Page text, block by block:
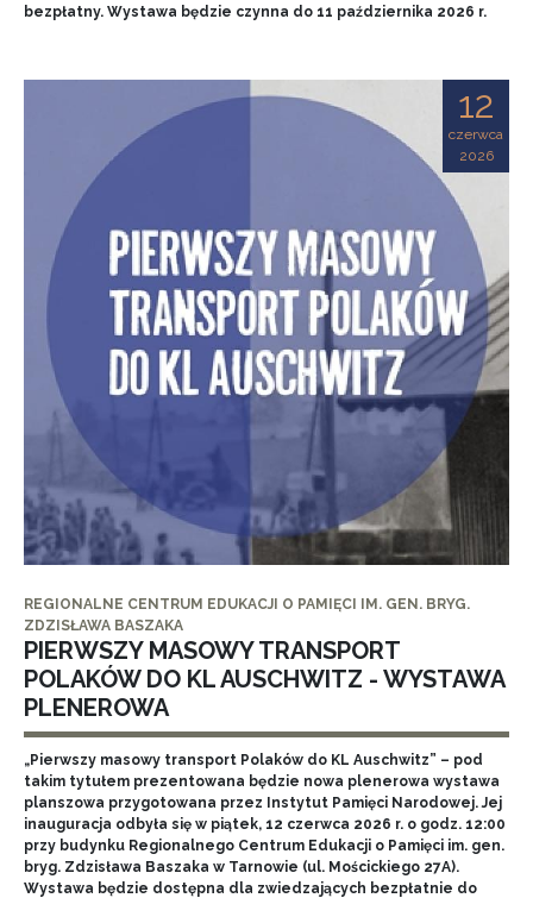
bezpłatny. Wystawa będzie czynna do 11 października 2026 r.
12
czerwca
2026
REGIONALNE CENTRUM EDUKACJI O PAMIĘCI IM. GEN. BRYG.
ZDZISŁAWA BASZAKA
PIERWSZY MASOWY TRANSPORT
POLAKÓW DO KL AUSCHWITZ - WYSTAWA
PLENEROWA
„Pierwszy masowy transport Polaków do KL Auschwitz” – pod
takim tytułem prezentowana będzie nowa plenerowa wystawa
planszowa przygotowana przez Instytut Pamięci Narodowej. Jej
inauguracja odbyła się w piątek, 12 czerwca 2026 r. o godz. 12:00
przy budynku Regionalnego Centrum Edukacji o Pamięci im. gen.
bryg. Zdzisława Baszaka w Tarnowie (ul. Mościckiego 27A).
Wystawa będzie dostępna dla zwiedzających bezpłatnie do